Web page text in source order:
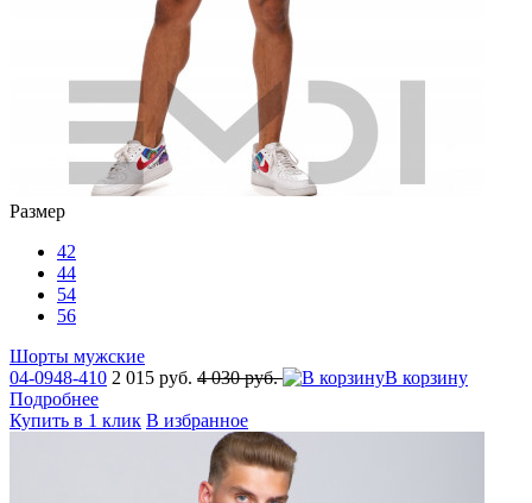
Размер
42
44
54
56
Шорты мужские
04-0948-410 2 015 руб. 4 030 руб.
В корзину
Подробнее
Купить в 1 клик В избранное